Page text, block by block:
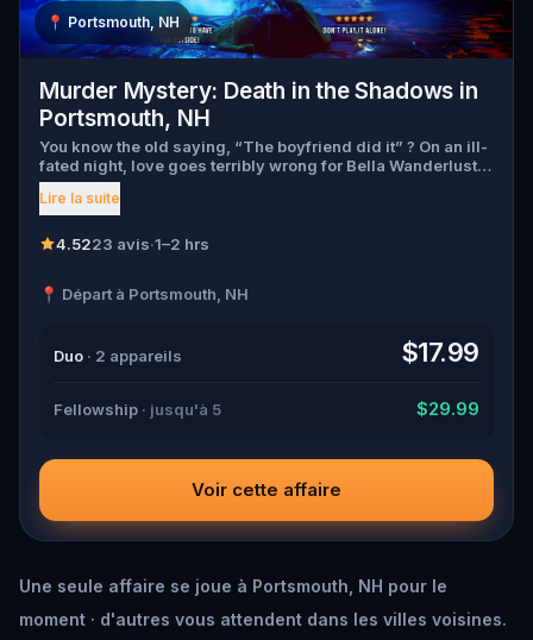
📍 Portsmouth, NH
Murder Mystery: Death in the Shadows in
Portsmouth, NH
You know the old saying, “The boyfriend did it” ? On an ill-
fated night, love goes terribly wrong for Bella Wanderlust
and Walter Bridges . Bella, a famous travel blogger, was
found dead during a ghost tour led by the theatrical Percy
Walter, the obsessed boyfriend? Percy, the ghost tour
suspects, and expose the real murderer before they strike
Lire la suite
4.5223 avis·1–2 hrs
📍 Départ à Portsmouth, NH
Duo · 2 appareils $17.99
Fellowship · jusqu'à 5 $29.99
Voir cette affaire
Une seule affaire se joue à Portsmouth, NH pour le
moment · d'autres vous attendent dans les villes voisines.